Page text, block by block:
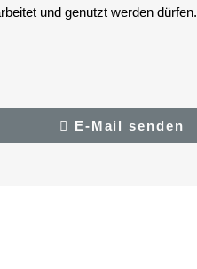
und genutzt werden dürfen.
E-Mail senden